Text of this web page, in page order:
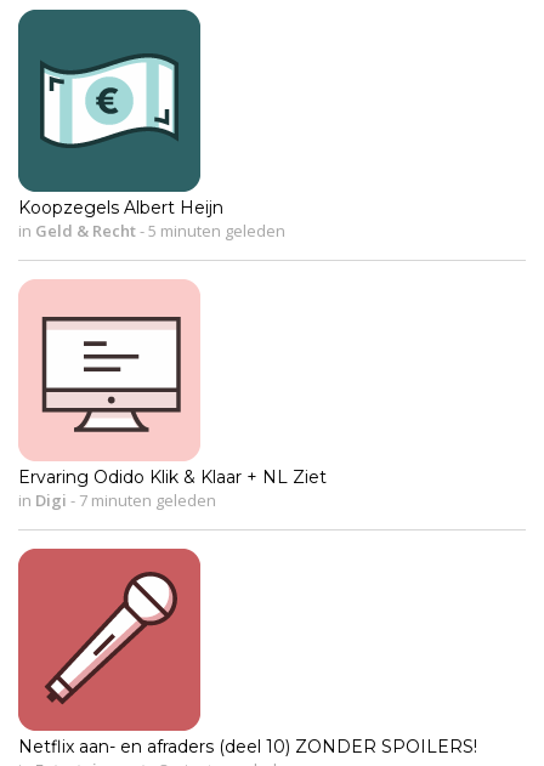
Koopzegels Albert Heijn
in Geld & Recht-5 minuten geleden
Ervaring Odido Klik & Klaar + NL Ziet
in Digi - 7 minuten geleden
Netflix aan- en afraders (deel 10) ZONDER SPOILERS!